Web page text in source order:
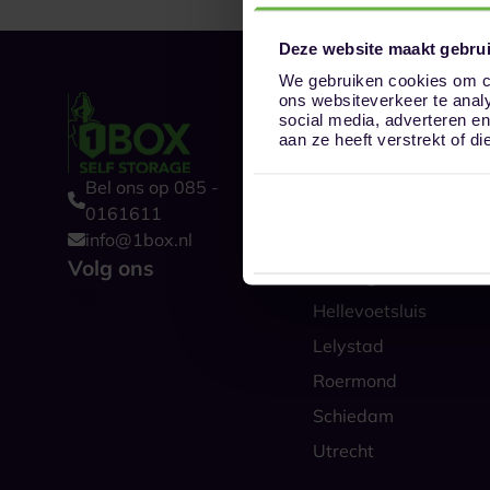
Deze website maakt
We gebruiken cookies om
ons websiteverkeer te
social media, adverteren
aan ze heeft verstrekt of
Bel ons op 085 -
0161611
info@1box.nl
Volg ons
Onze
Alkmaar
Hellevoetsluis
Lelystad
Roermond
Schiedam
Utrecht